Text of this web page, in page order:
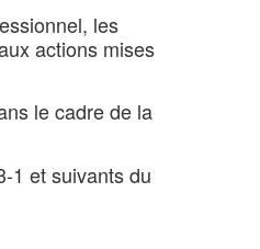
les
actions mises
le cadre de la
1 et suivants du